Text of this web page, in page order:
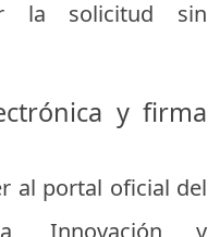
la solicitud sin
y firma
al portal oficial del
Innovación y